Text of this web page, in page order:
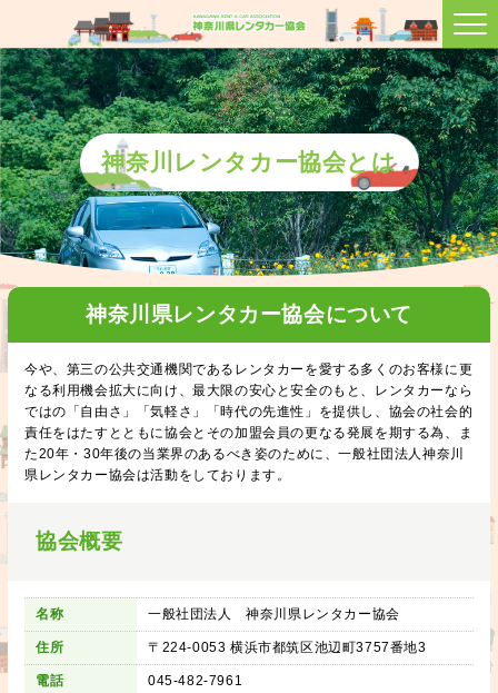
神奈川レンタカー協会とは
神奈川県レンタカー協会について
今や、第三の公共交通機関であるレンタカーを愛する多くのお客様に更
なる利用機会拡大に向け、最大限の安心と安全のもと、レンタカーなら
ではの「自由さ」「気軽さ」「時代の先進性」を提供し、協会の社会的
責任をはたすとともに協会とその加盟会員の更なる発展を期する為、ま
た20年・30年後の当業界のあるべき姿のために、一般社団法人神奈川
県レンタカー協会は活動をしております。
協会概要
名称 一般社団法人 神奈川県レンタカー協会
住所 〒224-0053 横浜市都筑区池辺町3757番地3
電話 045-482-7961